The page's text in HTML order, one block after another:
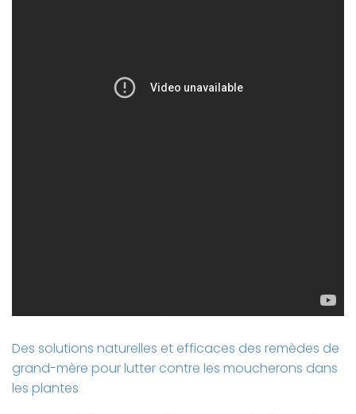
Des solutions naturelles et efficaces des remèdes de
grand-mère pour lutter contre les moucherons dans
les plantes